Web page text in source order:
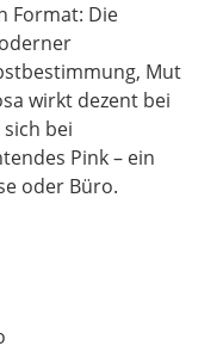
Format: Die
Mut
wirkt dezent bei
bei
Pink – ein
oder Büro.